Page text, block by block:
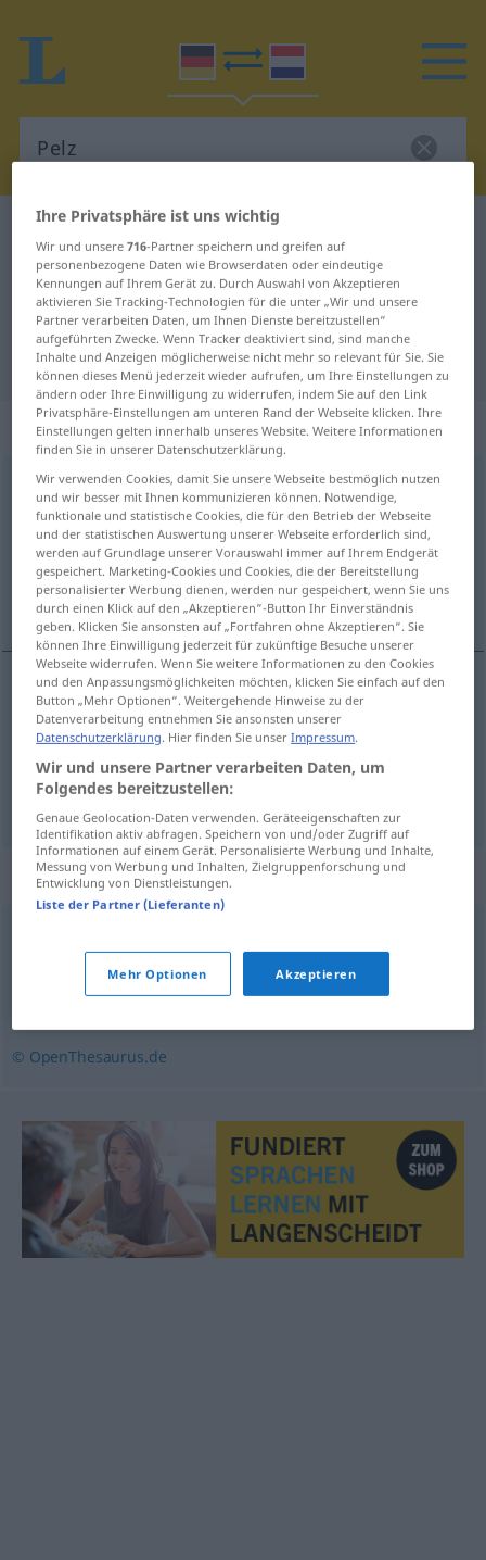
Deutsch-Niederländisch Wörterbuch
Deutsch-Niederländisch
Übersetzung für "Pelz"
"Pelz" Niederländisch Übersetzung
„Pelz“: Neutrum, sächlich
Pelzn <-es;-e>
Übersicht aller Übersetzungen
(Für mehr Details die Übersetzung anklicken/antippen)
het vacht, bontjas
(het)vacht Pelz
bontjas PelzMantel
Synonyme für "Pelz"
Matte (ugs.),Haar, Fell (ugs.),Wolle (ugs.)
© OpenThesaurus.de
Ihre Privatsphäre ist uns wichtig
Wir und unsere716-Partner speichern und greifen auf
personenbezogene Daten wie Browserdaten oder eindeutige
Kennungen auf Ihrem Gerät zu. Durch Auswahl von Akzeptieren
aktivieren Sie Tracking-Technologien für die unter „Wir und unsere
Partner verarbeiten Daten, um Ihnen Dienste bereitzustellen“
aufgeführten Zwecke. Wenn Tracker deaktiviert sind, sind manche
Inhalte und Anzeigen möglicherweise nicht mehr so relevant für Sie. Sie
können dieses Menü jederzeit wieder aufrufen, um Ihre Einstellungen zu
ändern oder Ihre Einwilligung zu widerrufen, indem Sie auf den Link
Privatsphäre-Einstellungen am unteren Rand der Webseite klicken. Ihre
Einstellungen gelten innerhalb unseres Website. Weitere Informationen
finden Sie in unserer Datenschutzerklärung.
Wir verwenden Cookies, damit Sie unsere Webseite bestmöglich nutzen
und wir besser mit Ihnen kommunizieren können. Notwendige,
funktionale und statistische Cookies, die für den Betrieb der Webseite
und der statistischen Auswertung unserer Webseite erforderlich sind,
werden auf Grundlage unserer Vorauswahl immer auf Ihrem Endgerät
gespeichert. Marketing-Cookies und Cookies, die der Bereitstellung
personalisierter Werbung dienen, werden nur gespeichert, wenn Sie uns
durch einen Klick auf den „Akzeptieren“-Button Ihr Einverständnis
geben. Klicken Sie ansonsten auf „Fortfahren ohne Akzeptieren“. Sie
können Ihre Einwilligung jederzeit für zukünftige Besuche unserer
Webseite widerrufen. Wenn Sie weitere Informationen zu den Cookies
und den Anpassungsmöglichkeiten möchten, klicken Sie einfach auf den
Button „Mehr Optionen“. Weitergehende Hinweise zu der
Datenverarbeitung entnehmen Sie ansonsten unserer
Datenschutzerklärung. Hier finden Sie unserImpressum.
Wir und unsere Partner verarbeiten Daten, um
Folgendes bereitzustellen:
Genaue Geolocation-Daten verwenden. Geräteeigenschaften zur
Identifikation aktiv abfragen. Speichern von und/oder Zugriff auf
Informationen auf einem Gerät. Personalisierte Werbung und Inhalte,
Messung von Werbung und Inhalten, Zielgruppenforschung und
Entwicklung von Dienstleistungen.
Liste der Partner (Lieferanten)
Mehr Optionen Akzeptieren